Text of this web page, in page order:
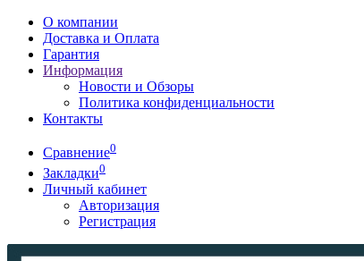
О компании
Доставка и Оплата
Гарантия
Информация
Новости и Обзоры
Политика конфиденциальности
Контакты
Сравнение0
Закладки0
Личный кабинет
Авторизация
Регистрация